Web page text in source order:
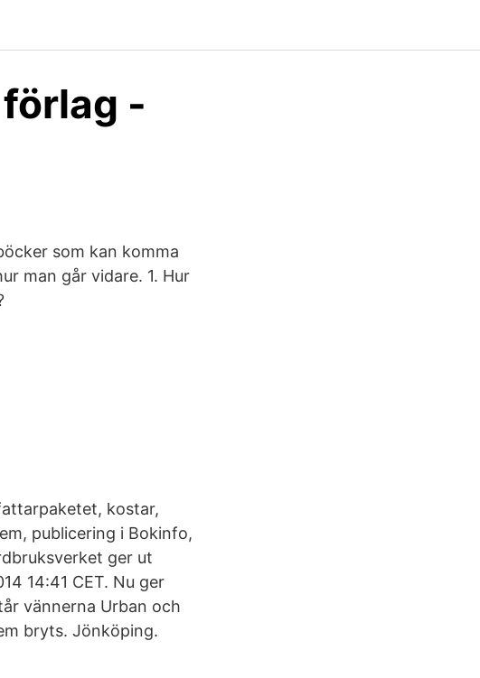
-
som kan komma
man går vidare. 1. Hur
kostar,
publicering i Bokinfo,
ger ut
14:41 CET. Nu ger
vännerna Urban och
bryts. Jönköping.